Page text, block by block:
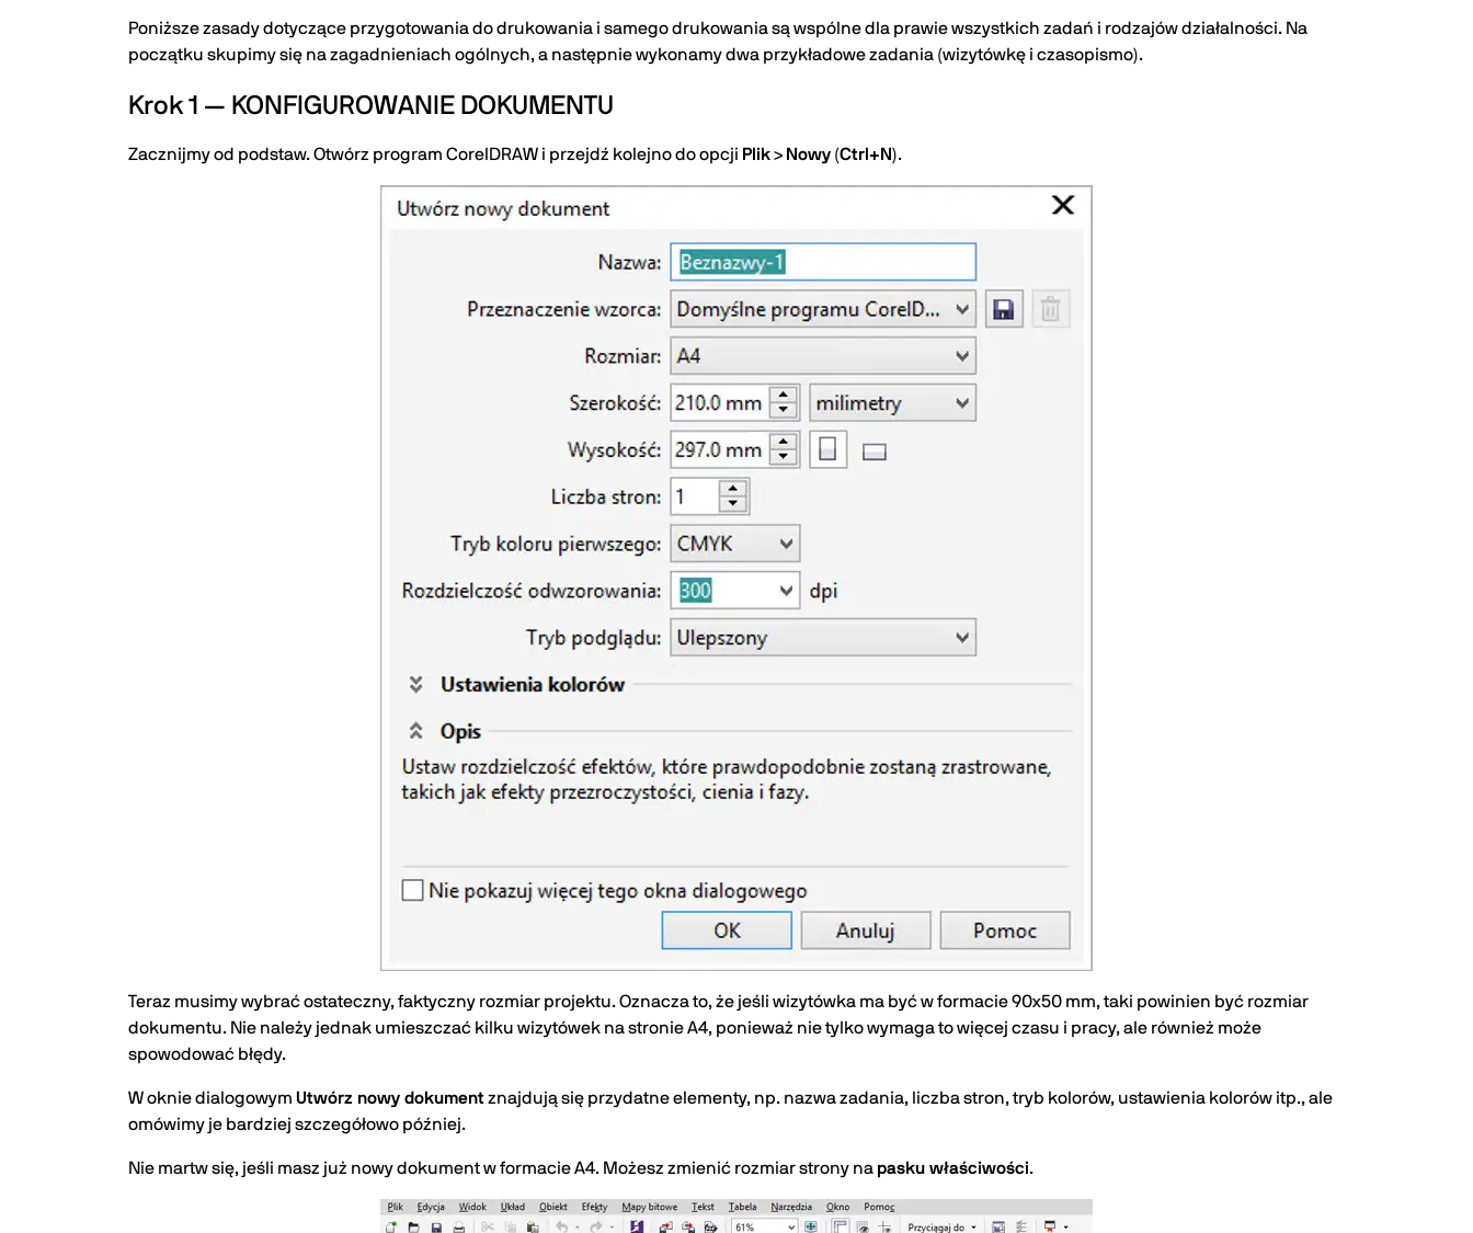
Poniższe zasady dotyczące przygotowania do drukowania i samego drukowania są wspólne dla prawie wszystkich zadań i rodzajów działalności. Na
początku skupimy się na zagadnieniach ogólnych, a następnie wykonamy dwa przykładowe zadania (wizytówkę i czasopismo).
Krok 1 — KONFIGUROWANIE DOKUMENTU
Zacznijmy od podstaw. Otwórz program CorelDRAW i przejdź kolejno do opcji Plik> Nowy (Ctrl+N).
Teraz musimy wybrać ostateczny, faktyczny rozmiar projektu. Oznacza to, że jeśli wizytówka ma być w formacie 90x50 mm, taki powinien być rozmiar
dokumentu. Nie należy jednak umieszczać kilku wizytówek na stronie A4, ponieważ nie tylko wymaga to więcej czasu i pracy, ale również może
spowodować błędy.
W oknie dialogowym Utwórz nowy dokumentznajdują się przydatne elementy, np. nazwa zadania, liczba stron, tryb kolorów, ustawienia kolorów itp., ale
omówimy je bardziej szczegółowo później.
Nie martw się, jeśli masz już nowy dokument w formacie A4. Możesz zmienić rozmiar strony na pasku właściwości.